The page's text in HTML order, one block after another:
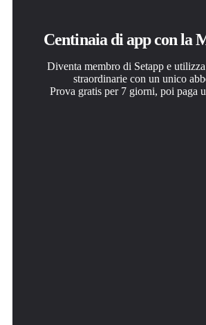
Centinaia di app con la
Diventa membro di Setapp e
straordinarie con un unico
Prova gratis per 7 giorni, poi paga